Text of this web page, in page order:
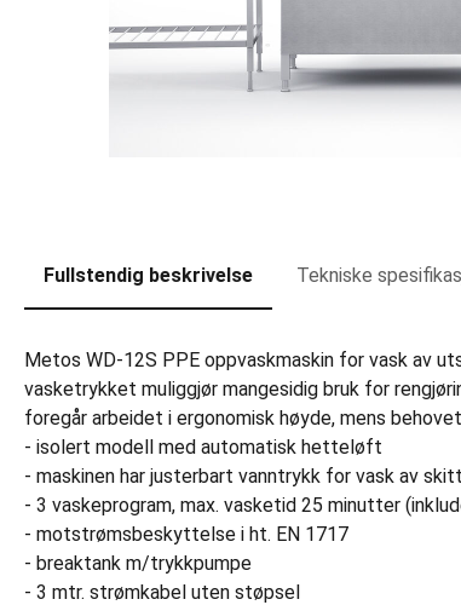
Fullstendig beskrivelse Tekniske
Metos WD-12S PPE oppvaskmaskin for vask av
vasketrykket muliggjør mangesidig bruk for
foregår arbeidet i ergonomisk høyde, mens
- isolert modell med automatisk hetteløft
- maskinen har justerbart vanntrykk for vask av
- 3 vaskeprogram, max. vasketid 25 minutter
- motstrømsbeskyttelse i ht. EN 1717
- breaktank m/trykkpumpe
- 3 mtr. strømkabel uten støpsel